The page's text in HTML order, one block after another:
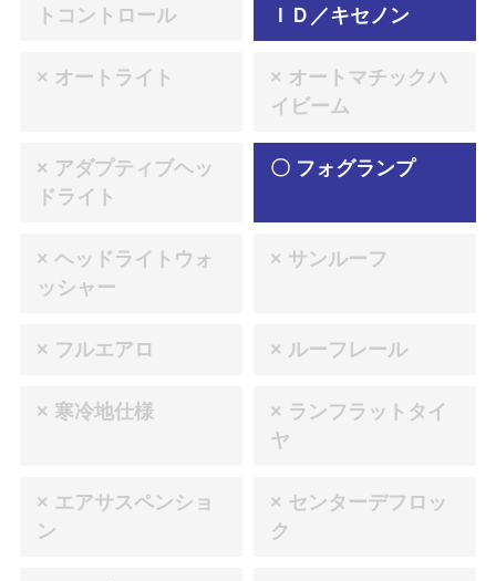
トコントロール
ＩＤ／キセノン
× オートライト
× オートマチックハ
イビーム
× アダプティブヘッ
ドライト
〇 フォグランプ
× ヘッドライトウォ
ッシャー
× サンルーフ
× フルエアロ × ルーフレール
× 寒冷地仕様
× ランフラットタイ
ヤ
× エアサスペンショ
ン
× センターデフロッ
ク